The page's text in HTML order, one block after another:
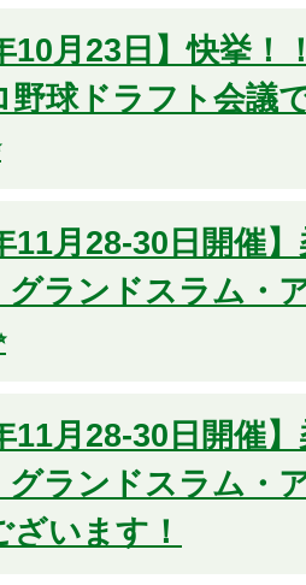
10月23日】快挙！
野球ドラフト会議
11月28-30日開催
グランドスラム・
11月28-30日開催
グランドスラム・
います！